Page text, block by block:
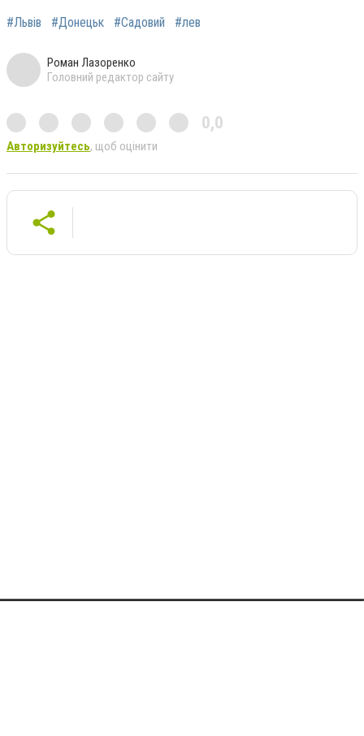
#Львів #Донецьк #Садовий #лев
Роман Лазоренко
Головний редактор сайту
0,0
Авторизуйтесь, щоб оцінити